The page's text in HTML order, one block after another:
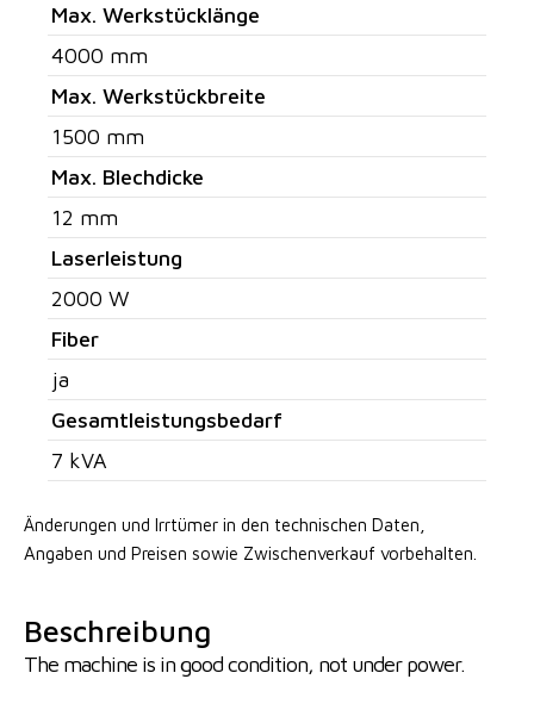
Max. Werkstücklänge
4000 mm
Max. Werkstückbreite
1500 mm
Max. Blechdicke
12 mm
Laserleistung
2000 W
Fiber
ja
Gesamtleistungsbedarf
7 kVA
Änderungen und Irrtümer in den technischen Daten,
Angaben und Preisen sowie Zwischenverkauf vorbehalten.
Beschreibung
The machine is in good condition, not under power.